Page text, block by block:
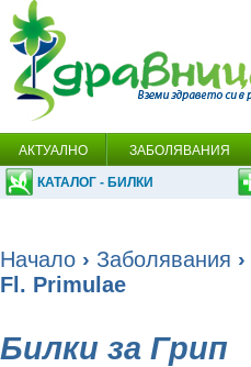
АКТУАЛНО ЗАБОЛЯВАНИЯ
КАТАЛОГ - БИЛКИ
Начало › Заболявания ›
Fl. Primulae
Билки за Грип